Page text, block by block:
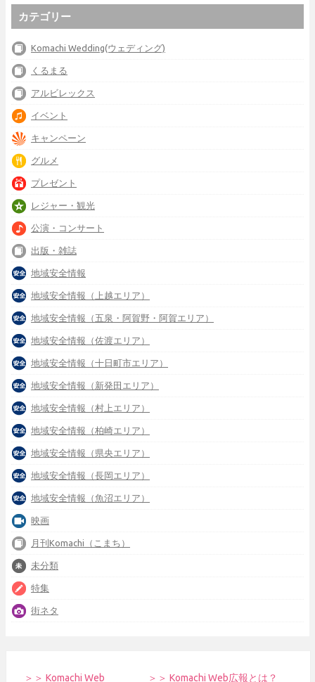
カテゴリー
Komachi Wedding(ウェディング)
くるまる
アルビレックス
イベント
キャンペーン
グルメ
プレゼント
レジャー・観光
公演・コンサート
出版・雑誌
地域安全情報
地域安全情報（上越エリア）
地域安全情報（五泉・阿賀野・阿賀エリア）
地域安全情報（佐渡エリア）
地域安全情報（十日町市エリア）
地域安全情報（新発田エリア）
地域安全情報（村上エリア）
地域安全情報（柏崎エリア）
地域安全情報（県央エリア）
地域安全情報（長岡エリア）
地域安全情報（魚沼エリア）
映画
月刊Komachi（こまち）
未分類
特集
街ネタ
＞＞ Komachi Web ＞＞ Komachi Web広報とは？